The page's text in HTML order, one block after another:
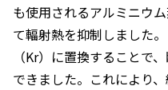
も使用されるアルミニウ
て輻射熱を抑制しました
（Kr）に置換することで
できました。これにより